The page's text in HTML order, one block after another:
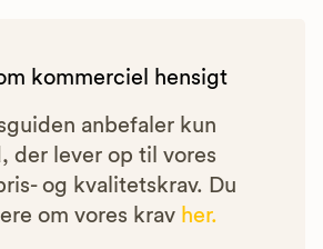
kommerciel hensigt
anbefaler kun
der lever op til vores
og kvalitetskrav. Du
om vores krav her.